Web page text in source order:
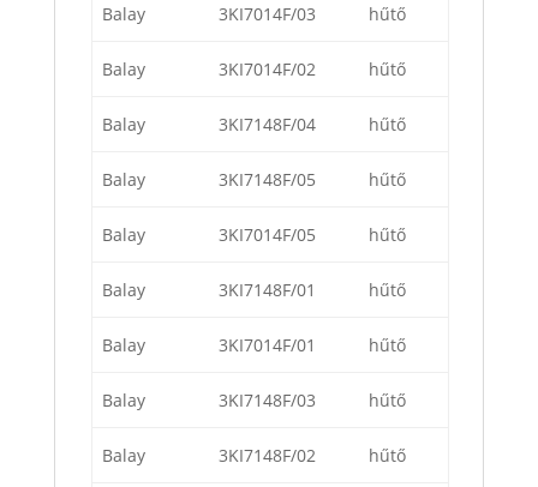
Balay 3KI7014F/03 hűtő
Balay 3KI7014F/02 hűtő
Balay 3KI7148F/04 hűtő
Balay 3KI7148F/05 hűtő
Balay 3KI7014F/05 hűtő
Balay 3KI7148F/01 hűtő
Balay 3KI7014F/01 hűtő
Balay 3KI7148F/03 hűtő
Balay 3KI7148F/02 hűtő